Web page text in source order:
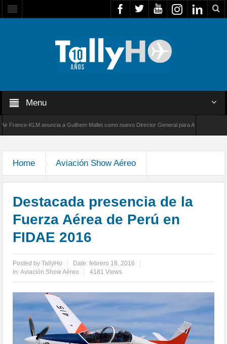
Menu
KLM anuncia a Guilhem Mallet como nuevo Director General para América Latina
Home Aviación Show Aéreo
Destacada presencia de la
Fuerza Aérea de Perú en
FIDAE 2016
Posted byTallyHo Date:febrero 18, 2016
in:Aviación Show Aéreo 4181 Views